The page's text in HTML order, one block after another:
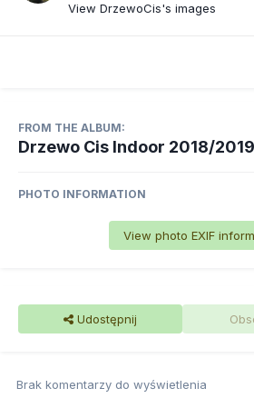
View DrzewoCis's images
FROM THE ALBUM:
Drzewo Cis Indoor 2018/2019
PHOTO INFORMATION
View photo EXIF
Udostępnij
Brak komentarzy do wyświetlenia